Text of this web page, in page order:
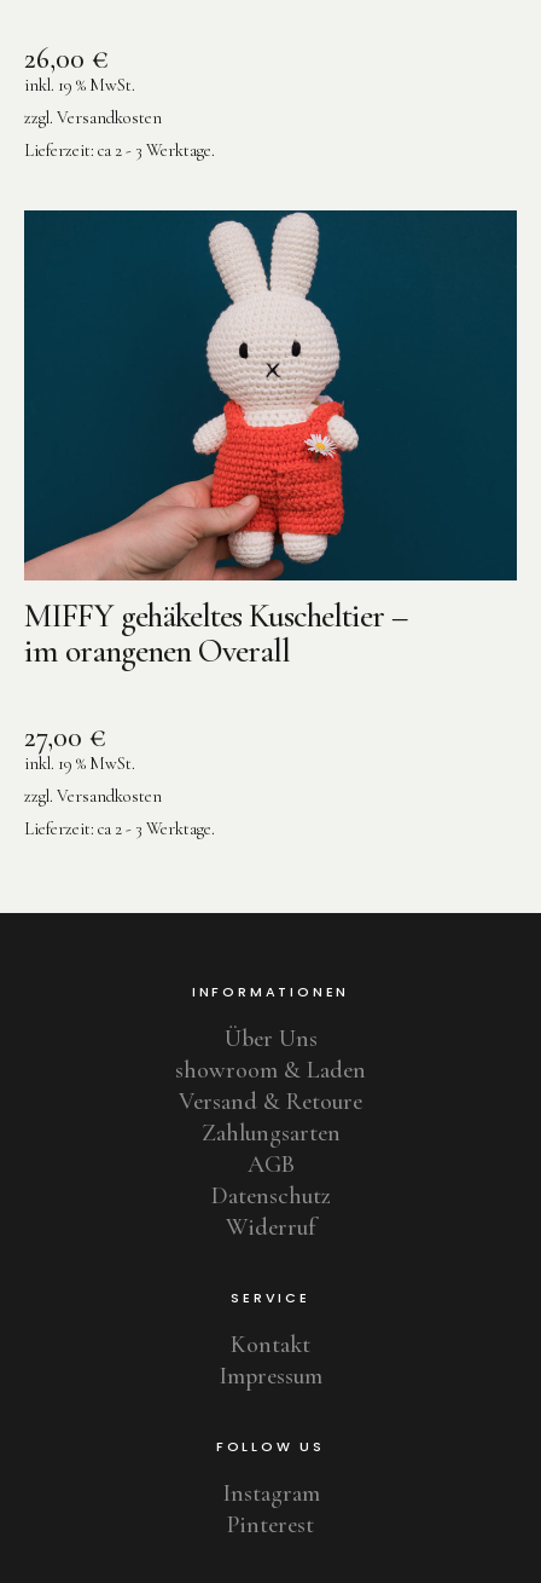
26,00 €
inkl. 19 % MwSt.
zzgl. Versandkosten
Lieferzeit: ca 2 - 3 Werktage.
MIFFY gehäkeltes Kuscheltier –
im orangenen Overall
27,00 €
inkl. 19 % MwSt.
zzgl. Versandkosten
Lieferzeit: ca 2 - 3 Werktage.
INFORMATIONEN
Über Uns
showroom & Laden
Versand & Retoure
Zahlungsarten
AGB
Datenschutz
Widerruf
SERVICE
Kontakt
Impressum
FOLLOW US
Instagram
Pinterest